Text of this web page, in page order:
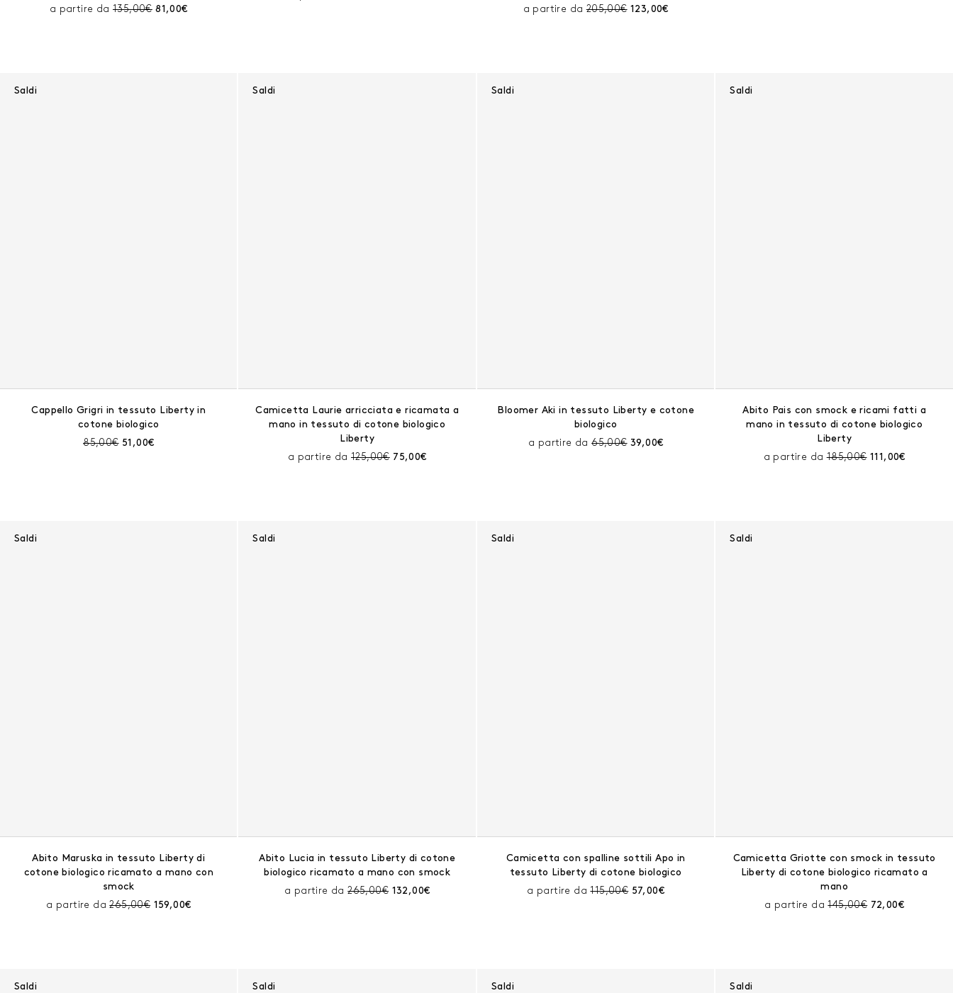
a partire daPrezzo prima dello sconto:
135,00€ Prezzo corrente:
81,00€
a partire daPrezzo prima dello sconto:
205,00€ Prezzo corrente:
123,00€
Saldi
Cappello Grigri in tessuto Liberty in
cotone biologico
Prezzo prima dello sconto:
85,00€ Prezzo corrente:
51,00€
Saldi
Camicetta Laurie arricciata e ricamata a
mano in tessuto di cotone biologico
Liberty
a partire da Prezzo prima dello sconto:
125,00€ Prezzo corrente:
75,00€
Saldi
Bloomer Aki in tessuto Liberty e cotone
biologico
a partire daPrezzo prima dello sconto:
65,00€ Prezzo corrente:
39,00€
Saldi
Abito Pais con smock e ricami fatti a
mano in tessuto di cotone biologico
Liberty
a partire daPrezzo prima dello
185,00€ Prezzo corrente:
111,00€
Saldi
Abito Maruska in tessuto Liberty di
cotone biologico ricamato a mano con
smock
a partire daPrezzo prima dello sconto:
265,00€ Prezzo corrente:
159,00€
Saldi
Abito Lucia in tessuto Liberty di cotone
biologico ricamato a mano con smock
a partire daPrezzo prima dello sconto:
265,00€ Prezzo corrente:
132,00€
Saldi
Camicetta con spalline sottili Apo in
tessuto Liberty di cotone biologico
a partire daPrezzo prima dello sconto:
115,00€ Prezzo corrente:
57,00€
Saldi
Camicetta Griotte con smock in tessuto
Liberty di cotone biologico ricamato a
mano
a partire daPrezzo prima dello
145,00€ Prezzo
72,00€
Saldi Saldi Saldi Saldi